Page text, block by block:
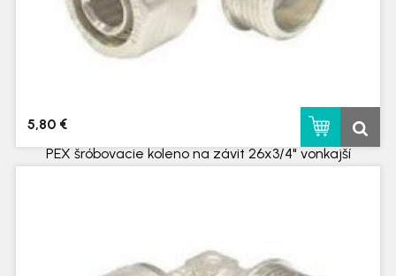
PEX šróbovacie koleno na závit 26x3/4" vonkajší
5,80 €